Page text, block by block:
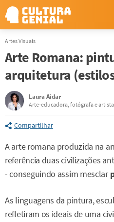
Artes Visuais
Arte Romana:
arquitetura
Laura Aidar
Arte-educadora, fotógrafa e
Compartilhar
A arte romana produzida na
referência duas civilizações
- conseguindo assim mesclar
As linguagens da pintura,
refletiram os ideais de uma